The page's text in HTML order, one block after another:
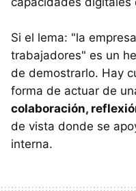
Si el lema: "la
trabajadores" es un
de demostrarlo. Hay
forma de actuar de
colaboración,
de vista donde se
interna.